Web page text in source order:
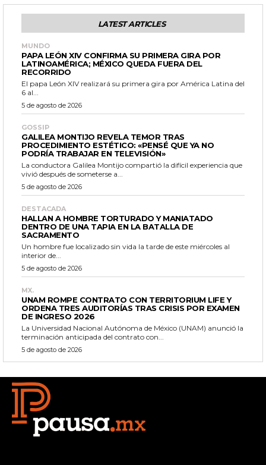
LATEST ARTICLES
MUNDO
PAPA LEÓN XIV CONFIRMA SU PRIMERA GIRA POR
LATINOAMÉRICA; MÉXICO QUEDA FUERA DEL
RECORRIDO
El papa León XIV realizará su primera gira por América Latina del
6 al...
5 de agosto de 2026
GOSSIP
GALILEA MONTIJO REVELA TEMOR TRAS
PROCEDIMIENTO ESTÉTICO: «PENSÉ QUE YA NO
PODRÍA TRABAJAR EN TELEVISIÓN»
La conductora Galilea Montijo compartió la difícil experiencia que
vivió después de someterse a...
5 de agosto de 2026
DESTACADA
HALLAN A HOMBRE TORTURADO Y MANIATADO
DENTRO DE UNA TAPIA EN LA BATALLA DE
SACRAMENTO
Un hombre fue localizado sin vida la tarde de este miércoles al
interior de...
5 de agosto de 2026
MX.
UNAM ROMPE CONTRATO CON TERRITORIUM LIFE Y
ORDENA TRES AUDITORÍAS TRAS CRISIS POR EXAMEN
DE INGRESO 2026
La Universidad Nacional Autónoma de México (UNAM) anunció la
terminación anticipada del contrato con...
5 de agosto de 2026